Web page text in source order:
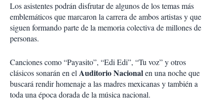
Los asistentes podrán disfrutar de algunos de los temas más
emblemáticos que marcaron la carrera de ambos artistas y que
siguen formando parte de la memoria colectiva de millones de
personas.
Canciones como “Payasito”, “Edi Edi”, “Tu voz” y otros
clásicos sonarán en elAuditorio Nacionalen una noche que
buscará rendir homenaje a las madres mexicanas y también a
toda una época dorada de la música nacional.